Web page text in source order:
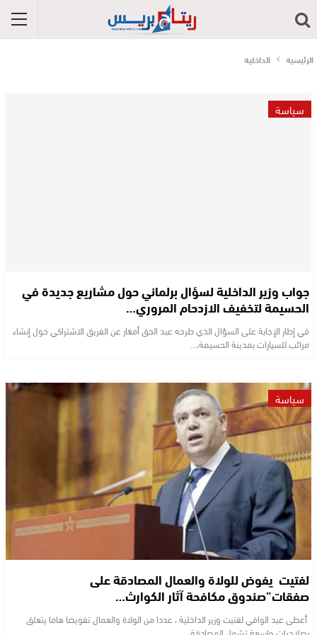
الرئيسية الداخلية
سياسة
جواب وزير الداخلية لسؤال برلماني حول مشاريع جديدة في
الحسيمة لتخفيف الازدحام المروري…
في إطار الإجابة على السؤال الذي طرحه عبد الحق أمغار عن الفريق الاشتراكي حول إنشاء
مرائب للسيارات بمدينة الحسيمة،…
سياسة
لفتيت يفوض للولاة والعمال المصادقة على
صفقات”صندوق مكافحة آثار الكوارث…
أعطى عبد الوافي لفتيت وزير الداخلية ، عددا من الولاة والعمال تفويضا هاما يتعلق